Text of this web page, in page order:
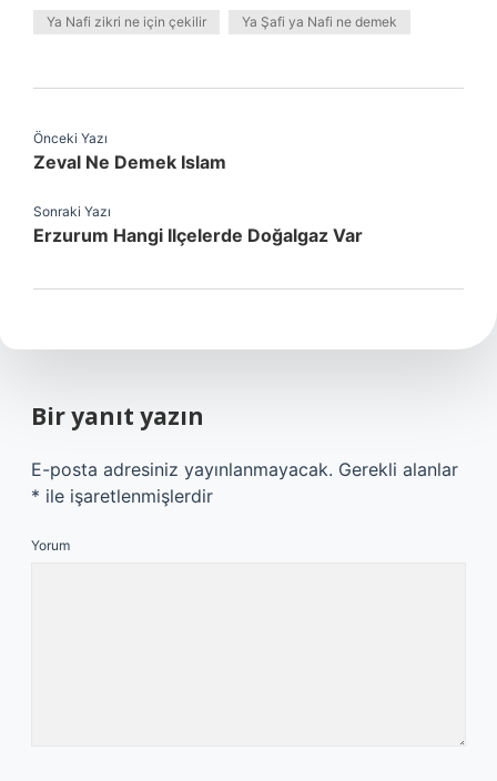
Ya Nafi zikri ne için çekilir Ya Şafi ya Nafi ne demek
Önceki Yazı
Zeval Ne Demek Islam
Sonraki Yazı
Erzurum Hangi Ilçelerde Doğalgaz Var
Bir yanıt yazın
E-posta adresiniz yayınlanmayacak. Gerekli alanlar
* ile işaretlenmişlerdir
Yorum